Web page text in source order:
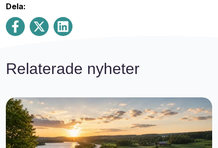
Dela:
Share on Facebook
Share on XShare on LinkedIn
Relaterade nyheter